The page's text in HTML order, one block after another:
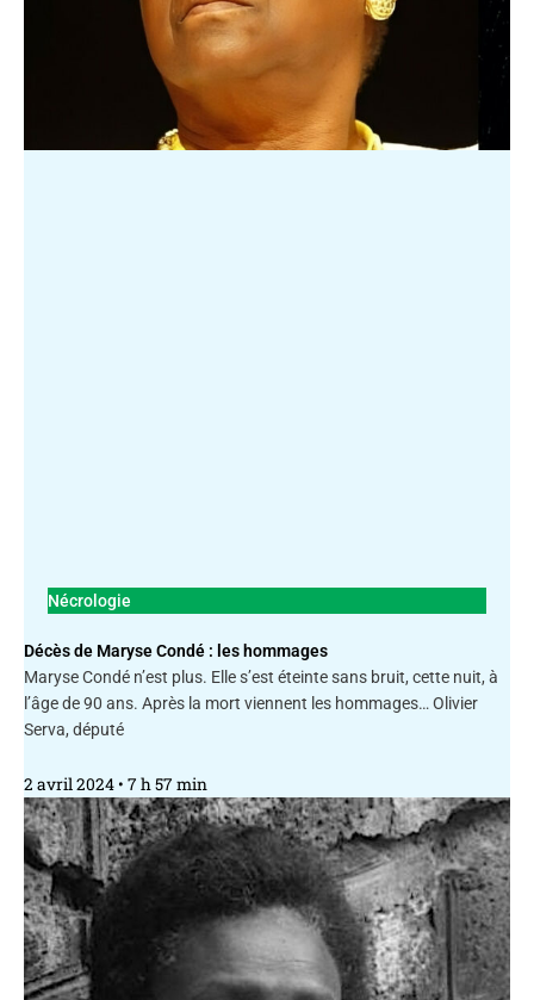
Nécrologie
Décès de Maryse Condé : les hommages
Maryse Condé n’est plus. Elle s’est éteinte sans bruit, cette nuit, à
l’âge de 90 ans. Après la mort viennent les hommages… Olivier
Serva, député
2 avril 2024 7 h 57 min